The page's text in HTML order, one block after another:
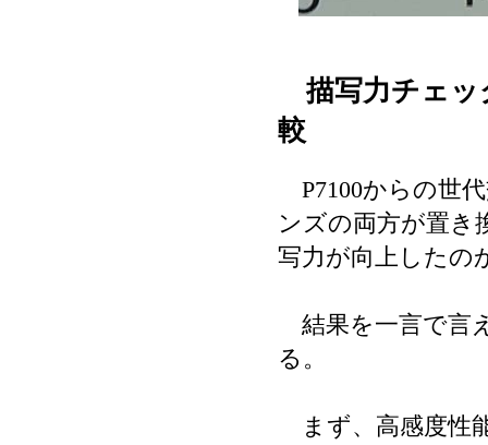
描写力チェッ
較
P7100からの世
ンズの両方が置き
写力が向上したの
結果を一言で言
る。
まず、高感度性